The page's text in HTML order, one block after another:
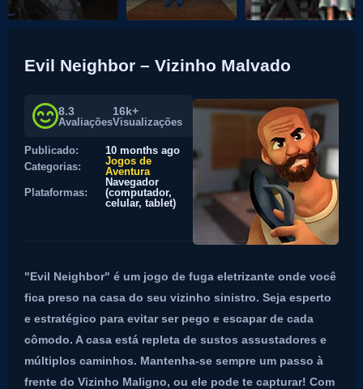
Evil Neighbor – Vizinho Malvado
8.3
Avaliações
16k+
Visualizações
Publicado:
10 months ago
Categorias:
Jogos de
Aventura
Plataformas:
Navegador
(computador,
celular, tablet)
"Evil Neighbor" é um jogo de fuga eletrizante onde você
fica preso na casa do seu vizinho sinistro. Seja esperto
e estratégico para evitar ser pego e escapar de cada
cômodo. A casa está repleta de sustos assustadores e
múltiplos caminhos. Mantenha-se sempre um passo à
frente do Vizinho Maligno, ou ele pode te capturar! Com